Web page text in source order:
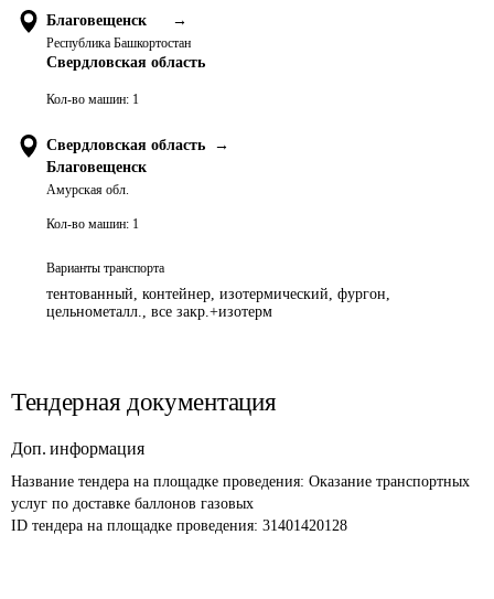
Благовещенск →
Республика Башкортостан
Свердловская область
Кол-во машин: 1
Свердловская область
→
Благовещенск
Амурская обл.
Кол-во машин: 1
Варианты транспорта
тентованный, контейнер, изотермический, фургон,
цельнометалл., все закр.+изотерм
Тендерная документация
Доп. информация
Название тендера на площадке проведения: Оказание транспортных
услуг по доставке баллонов газовых
ID тендера на площадке проведения: 31401420128